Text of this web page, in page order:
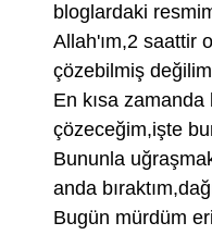
bloglardaki
Allah'ım,2 saattir
çözebilmiş
En kısa zamanda
çözeceğim,işte
Bununla
anda
Bugün mürdüm